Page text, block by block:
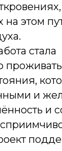
этом
стала
и
и